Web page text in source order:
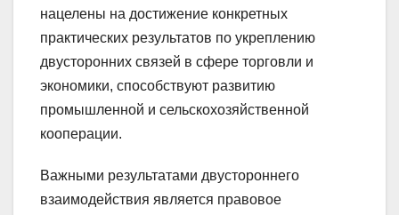
нацелены на достижение конкретных
практических результатов по укреплению
двусторонних связей в сфере торговли и
экономики, способствуют развитию
промышленной и сельскохозяйственной
кооперации.
Важными результатами двустороннего
взаимодействия является правовое